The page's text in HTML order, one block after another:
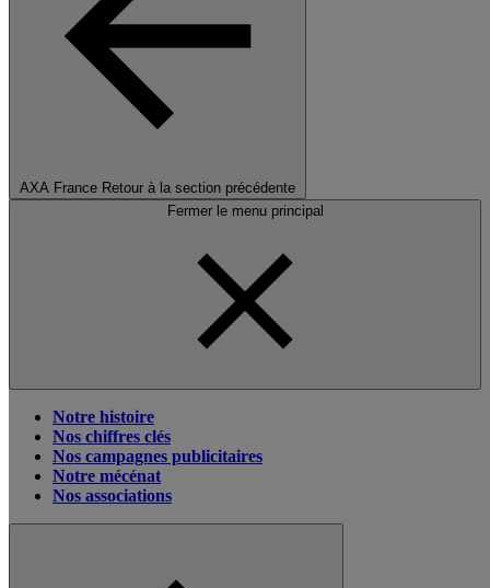
AXA France Retour à la section précédente
Fermer le menu principal
Notre histoire
Nos chiffres clés
Nos campagnes publicitaires
Notre mécénat
Nos associations